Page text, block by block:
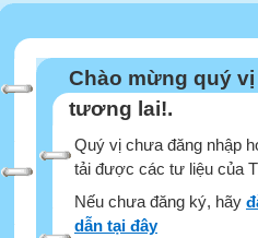
Chào mừng quý
tương lai!.
Quý vị chưa đăng nhập
tải được các tư liệu của
Nếu chưa đăng ký, hãy
dẫn tại đây